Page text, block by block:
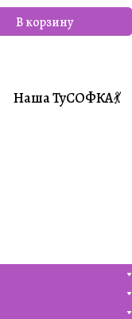
В корзину
#Совместники
Наша ТуСОФКА💃